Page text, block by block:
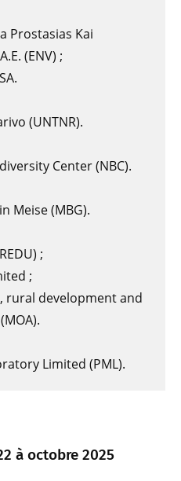
à octobre 2025
Prostasias Kai
(ENV) ;
(UNTNR).
Center (NBC).
Meise (MBG).
;
;
rural development and
Limited (PML).